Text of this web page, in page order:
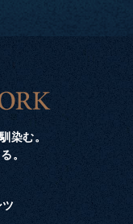
染む。
。